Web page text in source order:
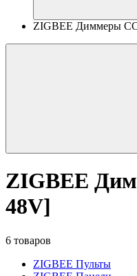
ZIGBEE Диммеры
ZIGBEE
48V]
6 товаров
ZIGBEE Пульты